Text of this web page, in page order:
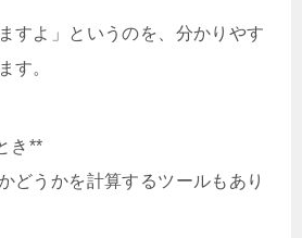
すよ」というのを、分かりやす
す。
き**
どうかを計算するツールもあり